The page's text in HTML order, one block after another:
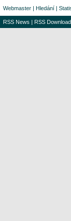
Webmaster | Hledání |
RSS News | RSS